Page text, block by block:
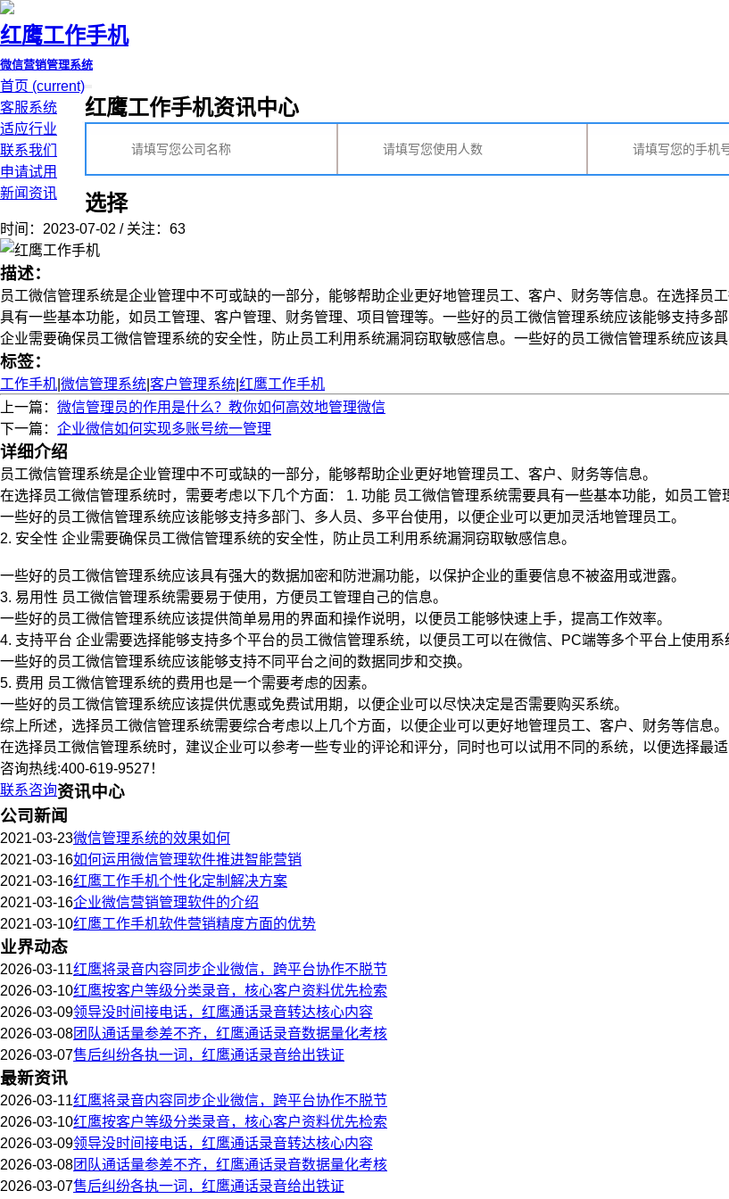
红鹰工作手机
微信营销管理系统
首页 (current)
客服系统
适应行业
联系我们
申请试用
新闻资讯
红鹰工作手机资讯中心
选择
时间：2023-07-02 / 关注：63
描述：
员工微信管理系统是企业管理中不可或缺的一部分，能够帮助企业更好地管理员工、客户、财务等信息。在选择员
具有一些基本功能，如员工管理、客户管理、财务管理、项目管理等。一些好的员工微信管理系统应该能够支持多
企业需要确保员工微信管理系统的安全性，防止员工利用系统漏洞窃取敏感信息。一些好的员工微信管理系统应该具
标签：
工作手机 微信管理系统 客户管理系统 红鹰工作手机
上一篇： 微信管理员的作用是什么？教你如何高效地管理微信
下一篇： 企业微信如何实现多账号统一管理
详细介绍
员工微信管理系统是企业管理中不可或缺的一部分，能够帮助企业更好地管理员工、客户、财务等信息。
在选择员工微信管理系统时，需要考虑以下几个方面： 1. 功能 员工微信管理系统需要具有一些基本功能，如员工管
一些好的员工微信管理系统应该能够支持多部门、多人员、多平台使用，以便企业可以更加灵活地管理员工。
2. 安全性 企业需要确保员工微信管理系统的安全性，防止员工利用系统漏洞窃取敏感信息。
一些好的员工微信管理系统应该具有强大的数据加密和防泄漏功能，以保护企业的重要信息不被盗用或泄露。
3. 易用性 员工微信管理系统需要易于使用，方便员工管理自己的信息。
一些好的员工微信管理系统应该提供简单易用的界面和操作说明，以便员工能够快速上手，提高工作效率。
4. 支持平台 企业需要选择能够支持多个平台的员工微信管理系统，以便员工可以在微信、PC端等多个平台上使用系
一些好的员工微信管理系统应该能够支持不同平台之间的数据同步和交换。
5. 费用 员工微信管理系统的费用也是一个需要考虑的因素。
一些好的员工微信管理系统应该提供优惠或免费试用期，以便企业可以尽快决定是否需要购买系统。
综上所述，选择员工微信管理系统需要综合考虑以上几个方面，以便企业可以更好地管理员工、客户、财务等信息。
在选择员工微信管理系统时，建议企业可以参考一些专业的评论和评分，同时也可以试用不同的系统，以便选择最适
咨询热线:400-619-9527！
联系咨询资讯中心
公司新闻
2021-03-23微信管理系统的效果如何
2021-03-16如何运用微信管理软件推进智能营销
2021-03-16红鹰工作手机个性化定制解决方案
2021-03-16企业微信营销管理软件的介绍
2021-03-10红鹰工作手机软件营销精度方面的优势
业界动态
2026-03-11红鹰将录音内容同步企业微信，跨平台协作不脱节
2026-03-10红鹰按客户等级分类录音，核心客户资料优先检索
2026-03-09领导没时间接电话，红鹰通话录音转达核心内容
2026-03-08团队通话量参差不齐，红鹰通话录音数据量化考核
2026-03-07售后纠纷各执一词，红鹰通话录音给出铁证
最新资讯
2026-03-11红鹰将录音内容同步企业微信，跨平台协作不脱节
2026-03-10红鹰按客户等级分类录音，核心客户资料优先检索
2026-03-09领导没时间接电话，红鹰通话录音转达核心内容
2026-03-08团队通话量参差不齐，红鹰通话录音数据量化考核
2026-03-07售后纠纷各执一词，红鹰通话录音给出铁证